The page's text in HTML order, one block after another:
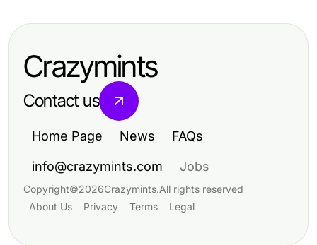
Crazymints
Contact us
Home Page News FAQs
info@crazymints.com Jobs
Copyright©2026Crazymints.All rights reserved
About Us
Privacy Terms Legal